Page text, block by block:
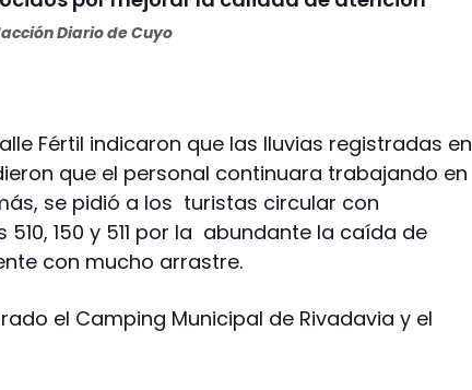
Diario de Cuyo
Fértil indicaron que las lluvias registradas en
que el personal continuara trabajando en
se pidió a los turistas circular con
150 y 511 por la abundante la caída de
con mucho arrastre.
el Camping Municipal de Rivadavia y el